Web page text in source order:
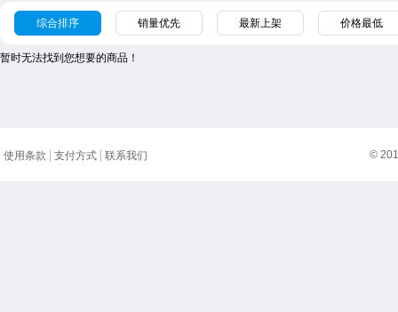
综合排序 销量优先 最新上架 价格最低
暂时无法找到您想要的商品！
©
使用条款 支付方式 联系我们